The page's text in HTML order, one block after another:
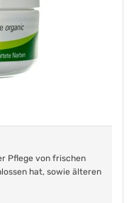
Pflege von frischen
hat, sowie älteren